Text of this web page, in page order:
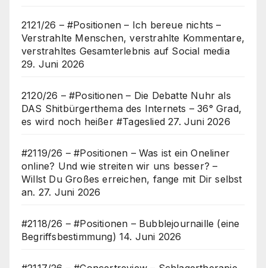
2121/26 – #Positionen – Ich bereue nichts –
Verstrahlte Menschen, verstrahlte Kommentare,
verstrahltes Gesamterlebnis auf Social media
29. Juni 2026
2120/26 – #Positionen – Die Debatte Nuhr als
DAS Shitbürgerthema des Internets – 36° Grad,
es wird noch heißer #Tageslied 27. Juni 2026
#2119/26 – #Positionen – Was ist ein Oneliner
online? Und wie streiten wir uns besser? –
Willst Du Großes erreichen, fange mit Dir selbst
an. 27. Juni 2026
#2118/26 – #Positionen – Bubblejournaille (eine
Begriffsbestimmung) 14. Juni 2026